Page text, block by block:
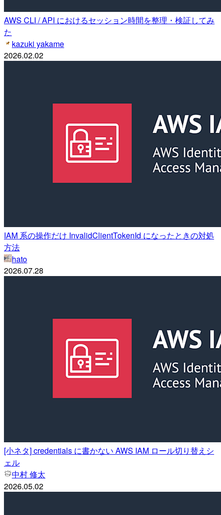
AWS CLI / API におけるセッション時間を整理・検証してみ
た
kazuki yakame
2026.02.02
IAM 系の操作だけ InvalidClientTokenId になったときの対処
方法
hato
2026.07.28
[小ネタ] credentials に書かない AWS IAM ロール切り替えシ
ェル
中村 修太
2026.05.02